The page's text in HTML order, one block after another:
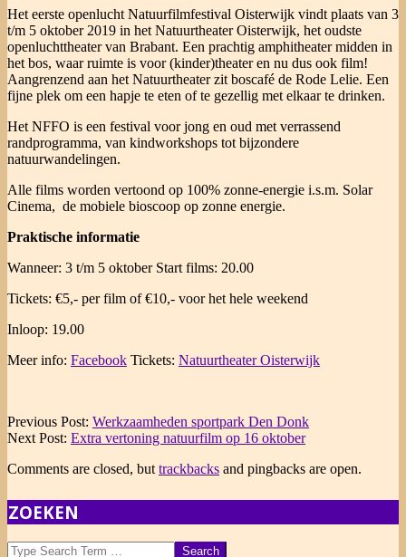
Het eerste openlucht Natuurfilmfestival Oisterwijk vindt plaats van 3
t/m 5 oktober 2019 in het Natuurtheater Oisterwijk, het oudste
openluchttheater van Brabant. Een prachtig amphitheater midden in
het bos, waar ruimte is voor (kinder)theater en nu dus ook film!
Aangrenzend aan het Natuurtheater zit boscafé de Rode Lelie. Een
fijne plek om een hapje te eten of te gezellig met elkaar te drinken.
Het NFFO is een festival voor jong en oud met verrassend
randprogramma, van kindworkshops tot bijzondere
natuurwandelingen.
Alle films worden vertoond op 100% zonne-energie i.s.m. Solar
Cinema, de mobiele bioscoop op zonne energie.
Praktische informatie
Wanneer: 3 t/m 5 oktober Start films: 20.00
Tickets: €5,- per film of €10,- voor het hele weekend
Inloop: 19.00
Meer info: Facebook Tickets: Natuurtheater Oisterwijk
2019-
09-
Previous Post: Werkzaamheden sportpark Den Donk
Next Post: Extra vertoning natuurfilm op 16 oktober
Comments are closed, but trackbacks and pingbacks are open.
ZOEKEN
Search